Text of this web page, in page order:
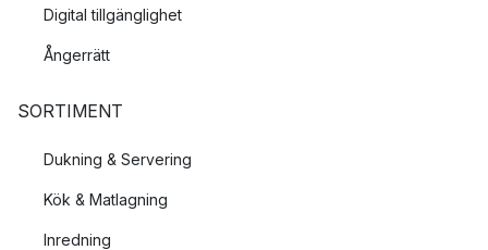
Digital tillgänglighet
Ångerrätt
SORTIMENT
Dukning & Servering
Kök & Matlagning
Inredning